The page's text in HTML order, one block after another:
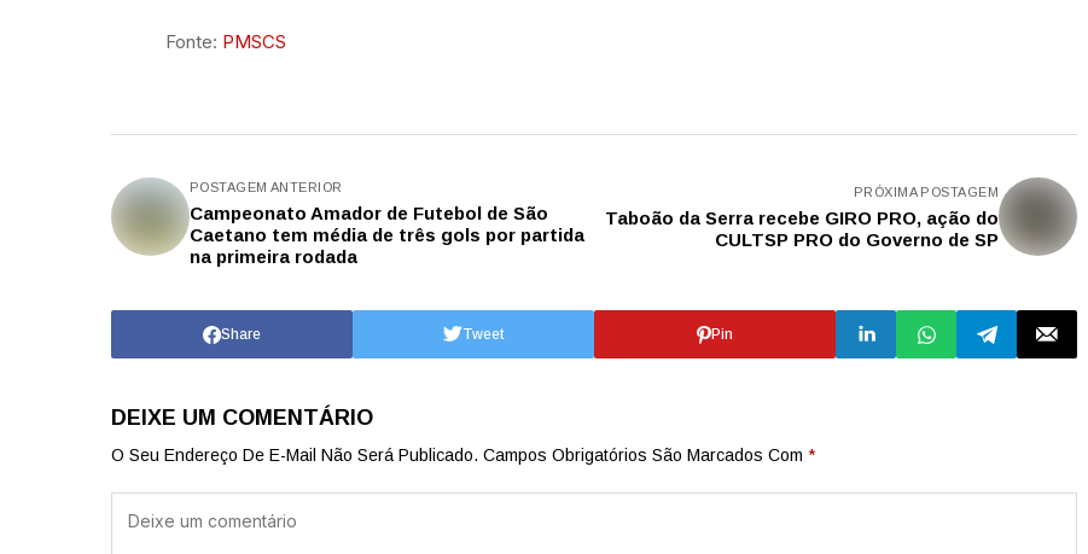
Fonte: PMSCS
POSTAGEM ANTERIOR
Campeonato Amador de Futebol de São
Caetano tem média de três gols por partida
na primeira rodada
PRÓXIMA POSTAGEM
Taboão da Serra recebe GIRO PRO, ação do
CULTSP PRO do Governo de SP
Share Tweet Pin
DEIXE UM COMENTÁRIO
O Seu Endereço De E-Mail Não Será Publicado. Campos Obrigatórios São Marcados Com *